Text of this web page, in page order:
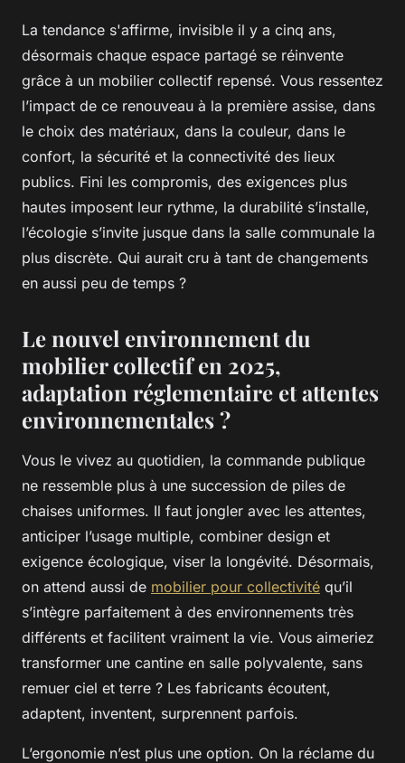
La tendance s'affirme, invisible il y a cinq ans,
désormais chaque espace partagé se réinvente
grâce à un mobilier collectif repensé. Vous ressentez
l’impact de ce renouveau à la première assise, dans
le choix des matériaux, dans la couleur, dans le
confort, la sécurité et la connectivité des lieux
publics. Fini les compromis, des exigences plus
hautes imposent leur rythme, la durabilité s’installe,
l’écologie s’invite jusque dans la salle communale la
plus discrète. Qui aurait cru à tant de changements
en aussi peu de temps ?
Le nouvel environnement du
mobilier collectif en 2025,
adaptation réglementaire et attentes
environnementales ?
Vous le vivez au quotidien, la commande publique
ne ressemble plus à une succession de piles de
chaises uniformes. Il faut jongler avec les attentes,
anticiper l’usage multiple, combiner design et
exigence écologique, viser la longévité. Désormais,
on attend aussi de mobilier pour collectivité qu’il
s’intègre parfaitement à des environnements très
différents et facilitent vraiment la vie. Vous aimeriez
transformer une cantine en salle polyvalente, sans
remuer ciel et terre ? Les fabricants écoutent,
adaptent, inventent, surprennent parfois.
L’ergonomie n’est plus une option. On la réclame du